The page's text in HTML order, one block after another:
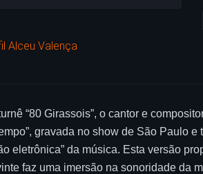
Alceu Valença
“80 Girassois”, o cantor e
gravada no show de São Paulo
eletrônica” da música. Esta versão
faz uma imersão na sonoridade da